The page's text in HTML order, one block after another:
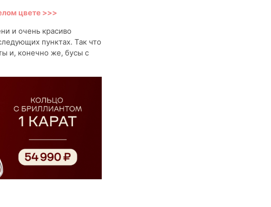
цвете >>>
и очень красиво
пунктах. Так что
и, конечно же, бусы с